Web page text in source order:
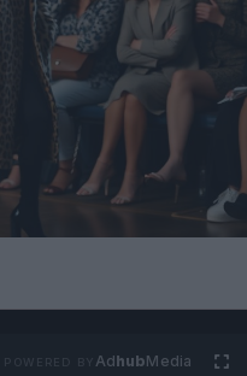
AdhubMedia